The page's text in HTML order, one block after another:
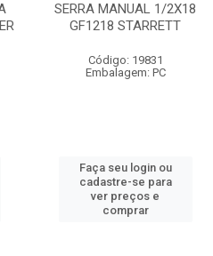
SERRA MANUAL 1/2X18
GF1218 STARRETT
Código: 19831
Embalagem: PC
Faça seu login ou
cadastre-se para
ver preços e
comprar